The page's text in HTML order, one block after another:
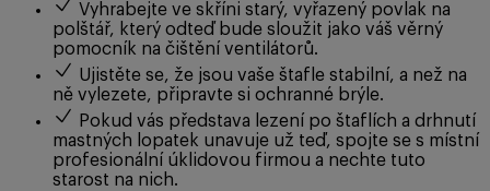
Vyhrabejte ve skříni starý, vyřazený povlak na
polštář, který odteď bude sloužit jako váš věrný
pomocník na čištění ventilátorů.
Ujistěte se, že jsou vaše štafle stabilní, a než na
ně vylezete, připravte si ochranné brýle.
Pokud vás představa lezení po štaflích a drhnutí
mastných lopatek unavuje už teď, spojte se s místní
profesionální úklidovou firmou a nechte tuto
starost na nich.